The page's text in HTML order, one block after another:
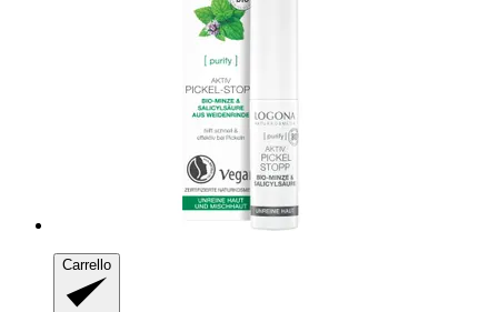
Carrello